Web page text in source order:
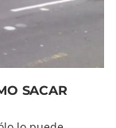
SACAR